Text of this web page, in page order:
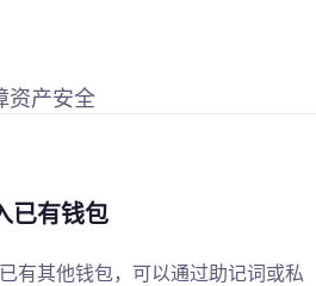
资产安全
已有钱包
有其他钱包，可以通过助记词或私